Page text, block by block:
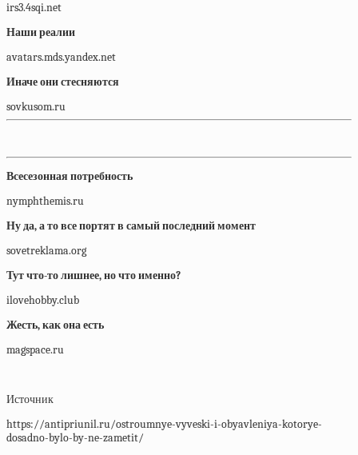
irs3.4sqi.net
Наши реалии
avatars.mds.yandex.net
Иначе они стесняются
sovkusom.ru
Всесезонная потребность
nymphthemis.ru
Ну да, а то все портят в самый последний момент
sovetreklama.org
Тут что-то лишнее, но что именно?
ilovehobby.club
Жесть, как она есть
magspace.ru
Источник
https://antipriunil.ru/ostroumnye-vyveski-i-obyavleniya-kotorye-
dosadno-bylo-by-ne-zametit/